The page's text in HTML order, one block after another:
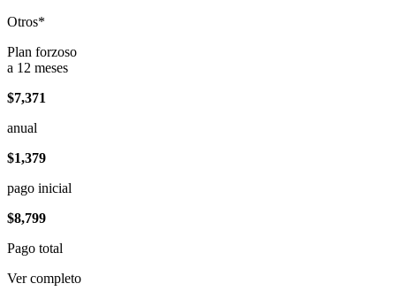
Otros*
Plan forzoso
a 12 meses
$7,371
anual
$1,379
pago inicial
$8,799
Pago total
Ver completo